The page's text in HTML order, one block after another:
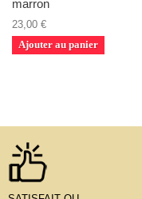
marron
23,00 €
Ajouter au panier